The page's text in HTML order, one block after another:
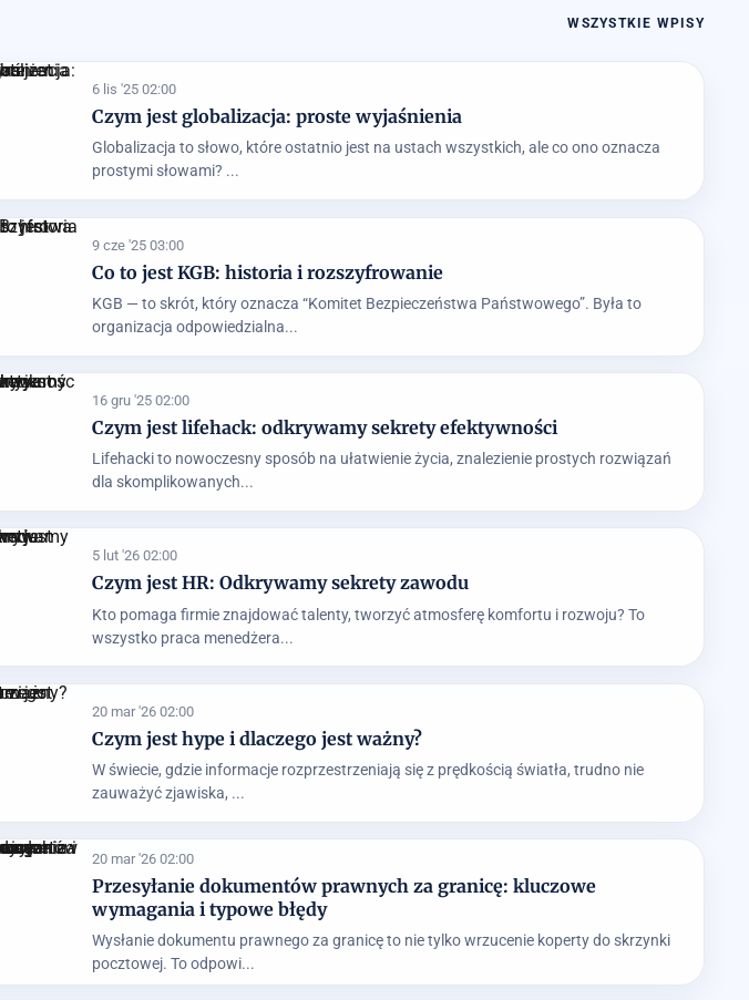
WSZYSTKIE WPISY
6 lis '25 02:00
Czym jest globalizacja: proste wyjaśnienia
Globalizacja to słowo, które ostatnio jest na ustach wszystkich, ale co ono oznacza
prostymi słowami? ...
9 cze '25 03:00
Co to jest KGB: historia i rozszyfrowanie
KGB — to skrót, który oznacza “Komitet Bezpieczeństwa Państwowego”. Była to
organizacja odpowiedzialna...
16 gru '25 02:00
Czym jest lifehack: odkrywamy sekrety efektywności
Lifehacki to nowoczesny sposób na ułatwienie życia, znalezienie prostych rozwiązań
dla skomplikowanych...
5 lut '26 02:00
Czym jest HR: Odkrywamy sekrety zawodu
Kto pomaga firmie znajdować talenty, tworzyć atmosferę komfortu i rozwoju? To
wszystko praca menedżera...
20 mar '26 02:00
Czym jest hype i dlaczego jest ważny?
W świecie, gdzie informacje rozprzestrzeniają się z prędkością światła, trudno nie
zauważyć zjawiska, ...
20 mar '26 02:00
Przesyłanie dokumentów prawnych za granicę: kluczowe
wymagania i typowe błędy
Wysłanie dokumentu prawnego za granicę to nie tylko wrzucenie koperty do skrzynki
pocztowej. To odpowi...